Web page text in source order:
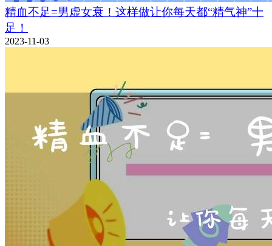
精血不足=男虚女衰！这样做让你每天都“精气神”十
足！
2023-11-03